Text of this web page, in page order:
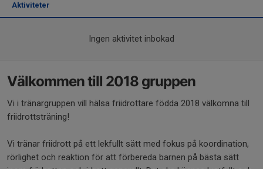
Aktiviteter
Ingen aktivitet inbokad
Välkommen till 2018 gruppen
Vi i tränargruppen vill hälsa friidrottare födda 2018 välkomna till
friidrottsträning!
Vi tränar friidrott på ett lekfullt sätt med fokus på koordination,
rörlighet och reaktion för att förbereda barnen på bästa sätt